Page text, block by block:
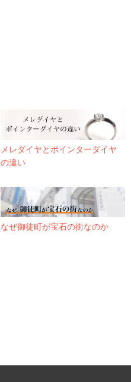
メレダイヤとポインターダイヤ
の違い
なぜ御徒町が宝石の街なのか